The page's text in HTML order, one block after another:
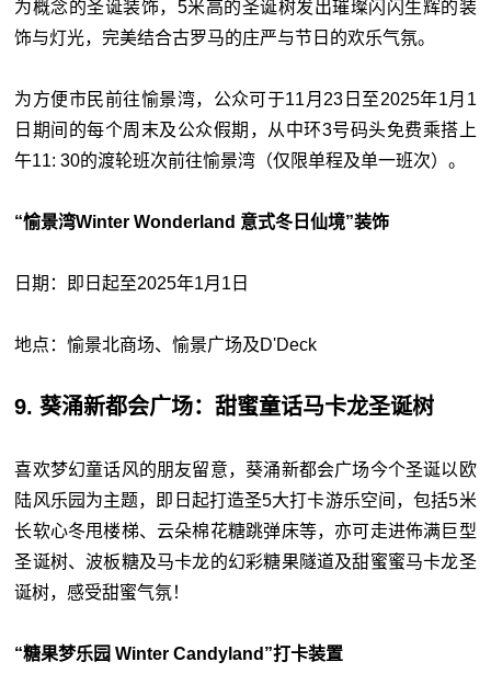
为概念的圣诞装饰，5米高的圣诞树发出璀璨闪闪生辉的装
饰与灯光，完美结合古罗马的庄严与节日的欢乐气氛。
为方便市民前往愉景湾，公众可于11月23日至2025年1月1
日期间的每个周末及公众假期，从中环3号码头免费乘搭上
午11: 30的渡轮班次前往愉景湾（仅限单程及单一班次）。
“愉景湾Winter Wonderland 意式冬日仙境”装饰
日期：即日起至2025年1月1日
地点：愉景北商场、愉景广场及D'Deck
9. 葵涌新都会广场：甜蜜童话马卡龙圣诞树
喜欢梦幻童话风的朋友留意，葵涌新都会广场今个圣诞以欧
陆风乐园为主题，即日起打造圣5大打卡游乐空间，包括5米
长软心冬甩楼梯、云朵棉花糖跳弹床等，亦可走进佈满巨型
圣诞树、波板糖及马卡龙的幻彩糖果隧道及甜蜜蜜马卡龙圣
诞树，感受甜蜜气氛！
“糖果梦乐园 Winter Candyland”打卡装置